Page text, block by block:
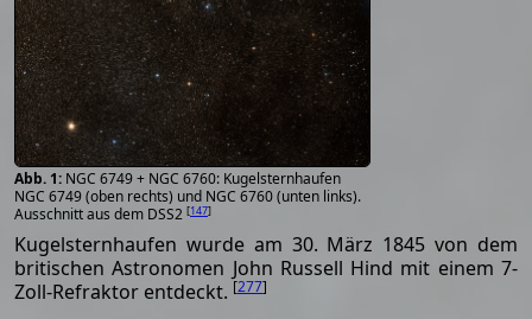
NGC 6749 + NGC 6760: Kugelsternhaufen
NGC 6749 (oben rechts) und NGC 6760 (unten links).
Ausschnitt aus dem DSS2 [147]
Kugelsternhaufen wurde am 30. März 1845 von dem
britischen Astronomen John Russell Hind mit einem 7-
Zoll-Refraktor entdeckt. [277]